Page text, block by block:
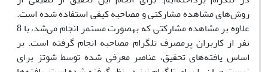
روش‌های مشاهده مشارکتی و مصاحبه کیفی استفاده شده است.
علاوه بر مشاهده مشارکتی که به­صورت مستمر انجام می‌شد، با 8
نفر از کاربران پرمصرف تلگرام مصاحبه انجام گرفته است. بر
اساس یافته‌های تحقیق، عناصر معرفی شده توسط شوتز برای